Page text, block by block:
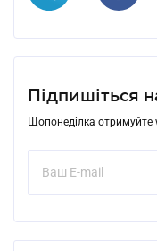
Підпишіться
Щопонеділка отримуйте